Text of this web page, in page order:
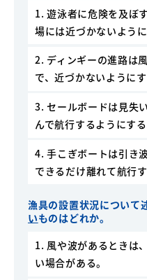
1. 遊泳者に危険を及ぼ
場には近づかないように
2. ディンギーの進路は
で、近づかないようにす
3. セールボードは見失
んで航行するようにする
4. 手こぎボートは引き
できるだけ離れて航行す
漁具の設置状況について
いものはどれか。
1. 風や波があるときは
い場合がある。